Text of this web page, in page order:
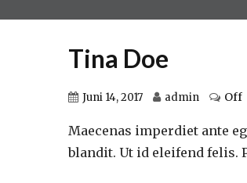
Tina Doe
Juni 14, 2017 admin Off
Maecenas imperdiet ante
blandit. Ut id eleifend felis.